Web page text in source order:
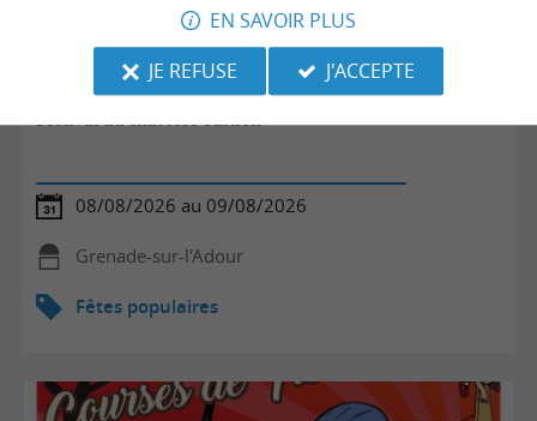
Festival du chat 1ère édition
08/08/2026 au 09/08/2026
Grenade-sur-l'Adour
Fêtes populaires
EN SAVOIR PLUS
JE REFUSE
J'ACCEPTE